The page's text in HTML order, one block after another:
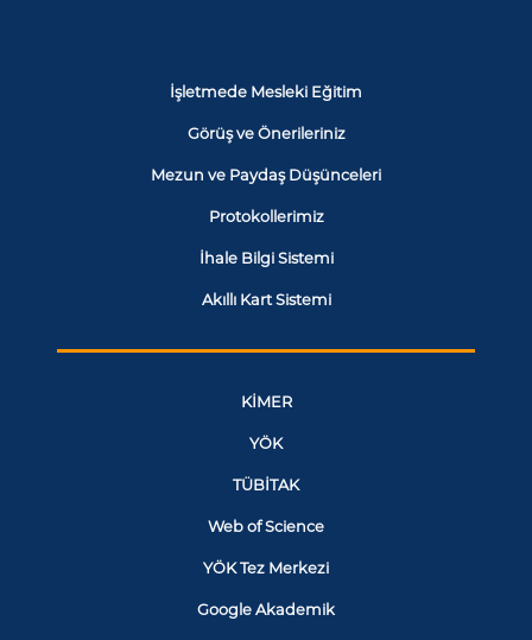
İşletmede Mesleki Eğitim
Görüş ve Önerileriniz
Mezun ve Paydaş Düşünceleri
Protokollerimiz
İhale Bilgi Sistemi
Akıllı Kart Sistemi
KİMER
YÖK
TÜBİTAK
Web of Science
YÖK Tez Merkezi
Google Akademik